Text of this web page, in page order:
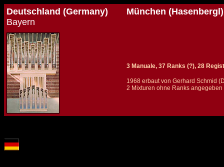
Deutschland (Germany)
Bayern
München
3 Manuale, 37 Ranks (?), 28
1968 erbaut von Gerhard Schmid
2 Mixturen ohne Ranks angegeben